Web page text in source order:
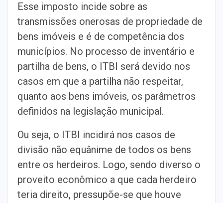
Esse imposto incide sobre as
transmissões onerosas de propriedade de
bens imóveis e é de competência dos
municípios. No processo de inventário e
partilha de bens, o ITBI será devido nos
casos em que a partilha não respeitar,
quanto aos bens imóveis, os parâmetros
definidos na legislação municipal.
Ou seja, o ITBI incidirá nos casos de
divisão não equânime de todos os bens
entre os herdeiros. Logo, sendo diverso o
proveito econômico a que cada herdeiro
teria direito, pressupõe-se que houve